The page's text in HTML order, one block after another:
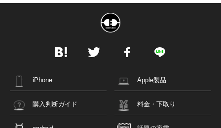
iPhone Apple製品
購入判断ガイド 料金・下取り